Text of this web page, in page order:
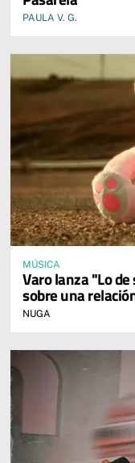
PAULA V. G.
MÚSICA
Varo lanza "Lo
sobre una
NUGA